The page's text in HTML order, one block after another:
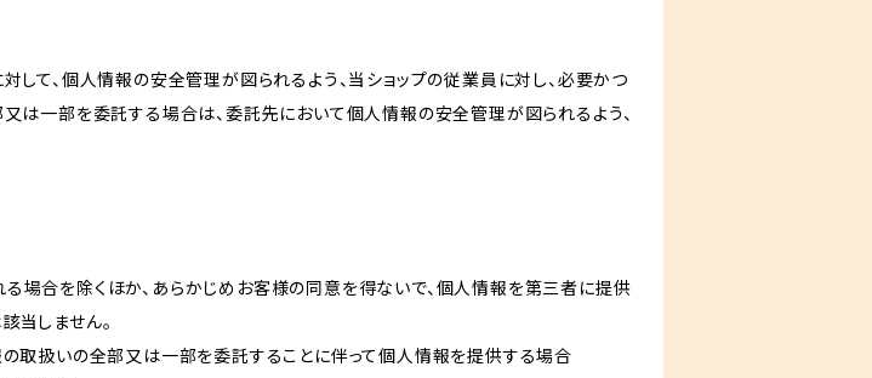
して、個人情報の安全管理が図られるよう、当ショップの従業員に対し、必要かつ
は一部を委託する場合は、委託先において個人情報の安全管理が図られるよう、
場合を除くほか、あらかじめお客様の同意を得ないで、個人情報を第三者に提供
当しません。
取扱いの全部又は一部を委託することに伴って個人情報を提供する場合